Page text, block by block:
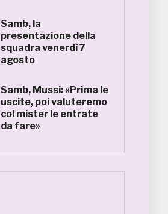
Samb, la
presentazione della
squadra venerdì 7
agosto
Samb, Mussi: «Prima le
uscite, poi valuteremo
col mister le entrate
da fare»